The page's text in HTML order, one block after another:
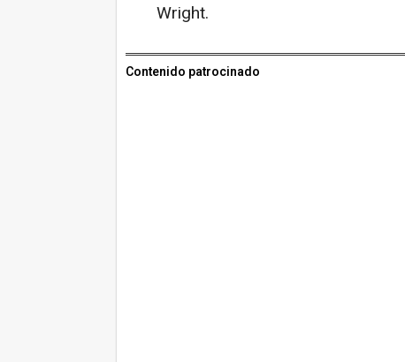
Wright.
Contenido patrocinado